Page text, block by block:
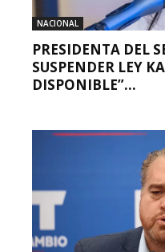
NACIONAL
PRESIDENTA DEL
SUSPENDER LEY
DISPONIBLE”...